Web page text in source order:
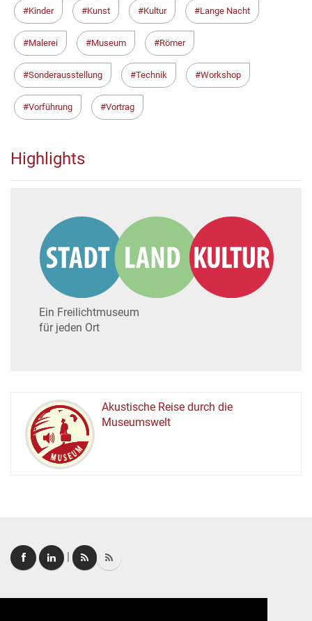
Kinder Kunst Kultur Lange Nacht
Malerei Museum Römer
Sonderausstellung Technik Workshop
Vorführung Vortrag
Highlights
Ein Freilichtmuseum
für jeden Ort
MUSEUM
Akustische Reise durch die
Museumswelt